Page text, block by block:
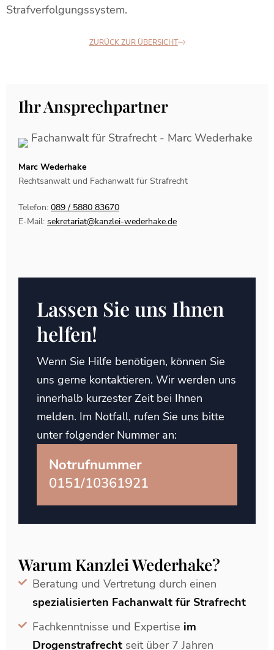
Strafverfolgungssystem.
ZURÜCK ZUR ÜBERSICHT
Ihr Ansprechpartner
Marc Wederhake
Rechtsanwalt und Fachanwalt für Strafrecht
Telefon: 089 / 5880 83670
E-Mail: sekretariat@kanzlei-wederhake.de
Warum Kanzlei Wederhake?
Beratung und Vertretung durch einen
spezialisierten Fachanwalt für Strafrecht
Fachkenntnisse und Expertise im
Drogenstrafrechtseit über 7 Jahren
Lassen Sie uns Ihnen
helfen!
Wenn Sie Hilfe benötigen, können Sie
uns gerne kontaktieren. Wir werden uns
innerhalb kurzester Zeit bei Ihnen
melden. Im Notfall, rufen Sie uns bitte
unter folgender Nummer an:
Notrufnummer
0151/10361921